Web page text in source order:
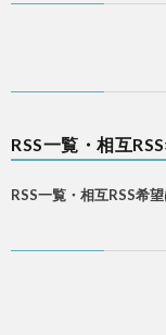
RSS一覧・相互
RSS一覧・相互RSS希